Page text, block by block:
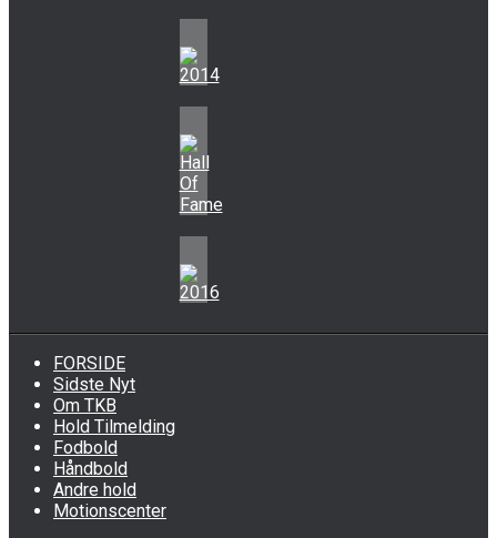
FORSIDE
Sidste Nyt
Om TKB
Hold Tilmelding
Fodbold
Håndbold
Andre hold
Motionscenter